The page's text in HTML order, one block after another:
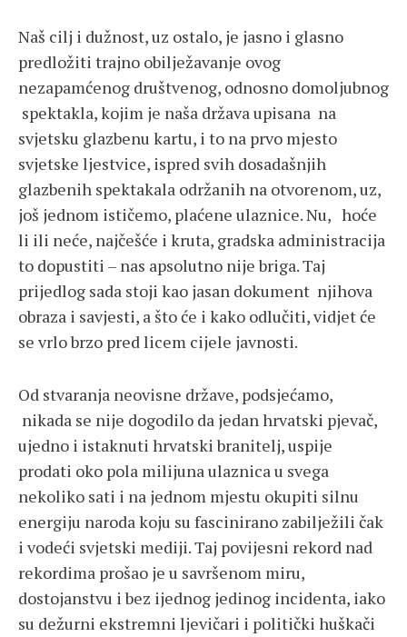
Naš cilj i dužnost, uz ostalo, je jasno i glasno
predložiti trajno obilježavanje ovog
nezapamćenog društvenog, odnosno domoljubnog
spektakla, kojim je naša država upisana na
svjetsku glazbenu kartu, i to na prvo mjesto
svjetske ljestvice, ispred svih dosadašnjih
glazbenih spektakala održanih na otvorenom, uz,
još jednom ističemo, plaćene ulaznice. Nu, hoće
li ili neće, najčešće i kruta, gradska administracija
to dopustiti – nas apsolutno nije briga. Taj
prijedlog sada stoji kao jasan dokument njihova
obraza i savjesti, a što će i kako odlučiti, vidjet će
se vrlo brzo pred licem cijele javnosti.
Od stvaranja neovisne države, podsjećamo,
nikada se nije dogodilo da jedan hrvatski pjevač,
ujedno i istaknuti hrvatski branitelj, uspije
prodati oko pola milijuna ulaznica u svega
nekoliko sati i na jednom mjestu okupiti silnu
energiju naroda koju su fascinirano zabilježili čak
i vodeći svjetski mediji. Taj povijesni rekord nad
rekordima prošao je u savršenom miru,
dostojanstvu i bez ijednog jedinog incidenta, iako
su dežurni ekstremni ljevičari i politički huškači